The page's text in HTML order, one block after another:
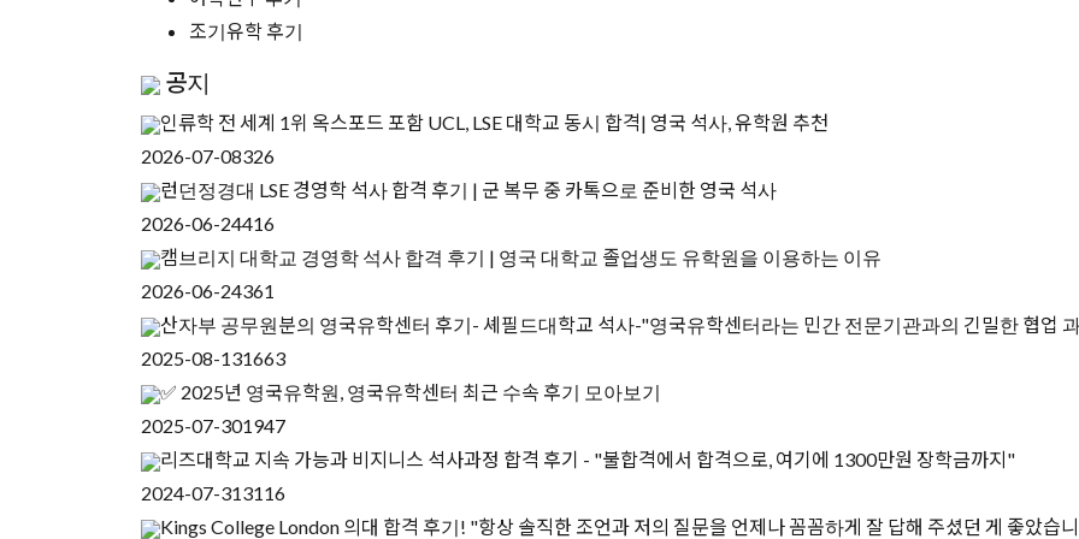
조기유학 후기
공지
인류학 전 세계 1위 옥스포드 포함 UCL, LSE 대학교 동시 합격| 영국 석사, 유학원 추천
2026-07-08326
런던정경대 LSE 경영학 석사 합격 후기 | 군 복무 중 카톡으로 준비한 영국 석사
2026-06-24416
캠브리지 대학교 경영학 석사 합격 후기 | 영국 대학교 졸업생도 유학원을 이용하는 이유
2026-06-24361
산자부 공무원분의 영국유학센터 후기- 셰필드대학교 석사-"영국유학센터라는 민간 전문기관과의 긴밀한 협업
2025-08-131663
✅ 2025년 영국유학원, 영국유학센터 최근 수속 후기 모아보기
2025-07-301947
리즈대학교 지속 가능과 비지니스 석사과정 합격 후기 - "불합격에서 합격으로, 여기에 1300만원 장학금까지"
2024-07-313116
Kings College London 의대 합격 후기! "항상 솔직한 조언과 저의 질문을 언제나 꼼꼼하게 잘 답해 주셨던 게 좋았습